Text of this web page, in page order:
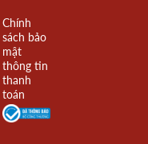
Chính
sách bảo
mật
thông tin
thanh
toán